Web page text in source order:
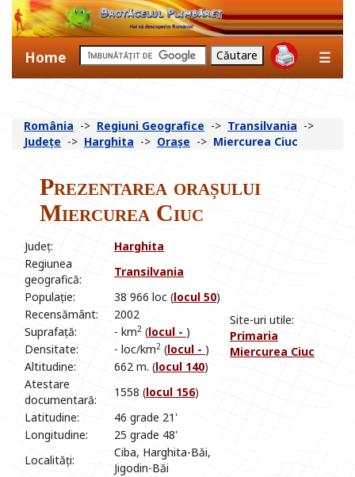
Home ☰
România -> Regiuni Geografice -> Transilvania ->
Județe -> Harghita -> Orașe -> Miercurea Ciuc
Prezentarea orașului
Miercurea Ciuc
Județ: Harghita
Site-uri utile:
Primaria
Miercurea Ciuc
Regiunea
geografică:
Transilvania
Populație:
38 966 loc (locul 50)
Recensământ:
2002
Suprafață:
- km2 (locul - )
Densitate:
- loc/km2 (locul - )
Altitudine:
662 m. (locul 140)
Atestare
documentară:
1558 (locul 156)
Latitudine:
46 grade 21'
Longitudine:
25 grade 48'
Localități:
Ciba, Harghita-Băi,
Jigodin-Băi